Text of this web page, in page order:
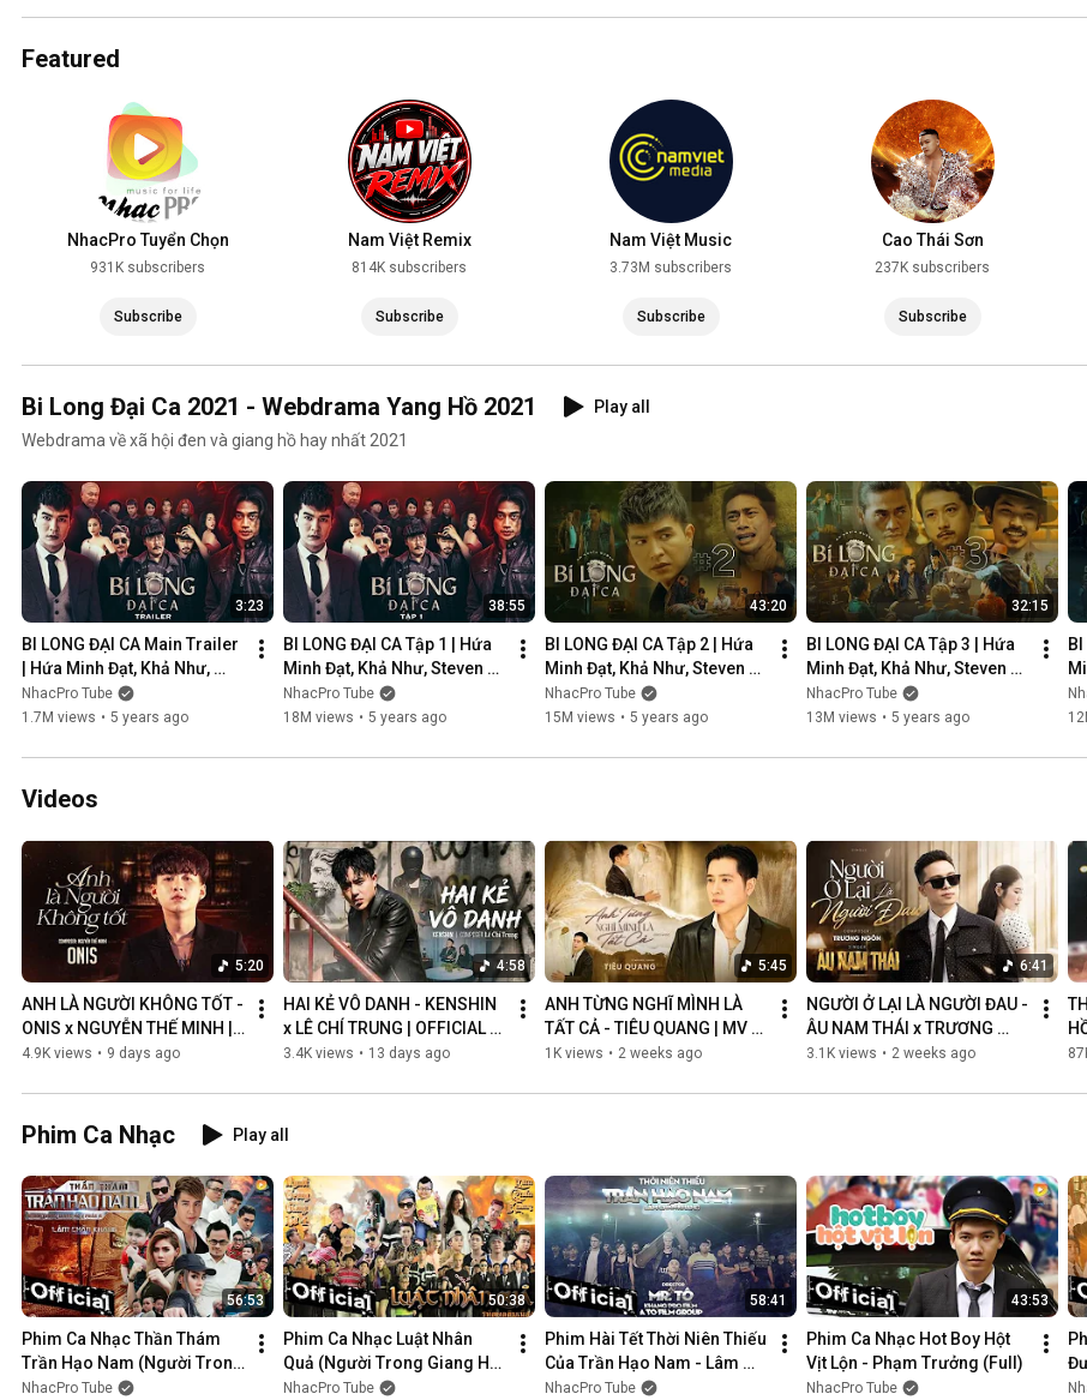
Featured
NhacPro Tuyển Chọn
931K subscribers
Subscribe
Nam Việt Remix
814K subscribers
Subscribe
Nam Việt Music
3.73M subscribers
Subscribe
Cao Thái Sơn
237K subscribers
Subscribe
Bi Long Đại Ca 2021 - Webdrama Yang Hồ 2021
Play all
Webdrama về xã hội đen và giang hồ hay nhất 2021
3:23
BI LONG ĐẠI CA Main Trailer
| Hứa Minh Đạt, Khả Như,
Steven Nguyễn, Lợi Trần |
Webdrama Yang Hồ 2021
NhacPro Tube
1.7M views • 5 years ago
38:55
BI LONG ĐẠI CA Tập 1 | Hứa
Minh Đạt, Khả Như, Steven
Nguyễn, Lợi Trần |
Webdrama Yang Hồ 2021
NhacPro Tube
18M views • 5 years ago
43:20
BI LONG ĐẠI CA Tập 2 | Hứa
Minh Đạt, Khả Như, Steven
Nguyễn, Lợi Trần |
Webdrama Yang Hồ 2021
NhacPro Tube
15M views • 5 years ago
32:15
BI LONG ĐẠI CA Tập 3 | Hứa
Minh Đạt, Khả Như, Steven
Nguyễn, Lợi Trần |
Webdrama Yang Hồ 2021
NhacPro Tube
13M views • 5 years ago
Videos
5:20
ANH LÀ NGƯỜI KHÔNG TỐT -
ONIS x NGUYỄN THẾ MINH |
OFFICIAL MV
4.9K views • 9 days ago
4:58
HAI KẺ VÔ DANH - KENSHIN
x LÊ CHÍ TRUNG | OFFICIAL
MUSIC VIDEO
3.4K views • 13 days ago
5:45
ANH TỪNG NGHĨ MÌNH LÀ
TẤT CẢ - TIÊU QUANG | MV
OFFICIAL
1K views • 2 weeks ago
6:41
NGƯỜI Ở LẠI LÀ NGƯỜI ĐAU -
ÂU NAM THÁI x TRƯƠNG
NGÔN | MV OFFICIAL
3.1K views • 2 weeks ago
Phim Ca Nhạc Play all
56:53
Phim Ca Nhạc Thần Thám
Trần Hạo Nam (Người Trong
Giang Hồ 5) - Lâm Chấn
NhacPro Tube
50:38
Phim Ca Nhạc Luật Nhân
Quả (Người Trong Giang Hồ
4) - Lâm Chấn Khang 2016
NhacPro Tube
58:41
Phim Hài Tết Thời Niên Thiếu
Của Trần Hạo Nam - Lâm
Chấn Khang [Official]
NhacPro Tube
43:53
Phim Ca Nhạc Hot Boy Hột
Vịt Lộn - Phạm Trưởng (Full)
NhacPro Tube